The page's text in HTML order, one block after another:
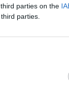
parties on the
parties.
de
ZFE.